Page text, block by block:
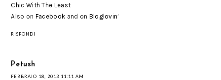
Chic With The Least
Also on Facebook and on Bloglovin’
RISPONDI
Petush
FEBBRAIO 18, 2013 11:11 AM